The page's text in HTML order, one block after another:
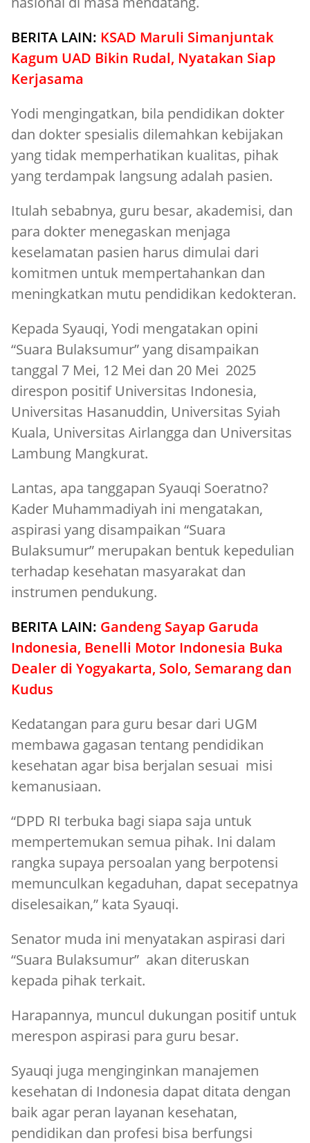
BERITA LAIN: KSAD Maruli Simanjuntak
Kagum UAD Bikin Rudal, Nyatakan Siap
Kerjasama
Yodi mengingatkan, bila pendidikan dokter
dan dokter spesialis dilemahkan kebijakan
yang tidak memperhatikan kualitas, pihak
yang terdampak langsung adalah pasien.
Itulah sebabnya, guru besar, akademisi, dan
para dokter menegaskan menjaga
keselamatan pasien harus dimulai dari
komitmen untuk mempertahankan dan
meningkatkan mutu pendidikan kedokteran.
Kepada Syauqi, Yodi mengatakan opini
“Suara Bulaksumur” yang disampaikan
tanggal 7 Mei, 12 Mei dan 20 Mei 2025
direspon positif Universitas Indonesia,
Universitas Hasanuddin, Universitas Syiah
Kuala, Universitas Airlangga dan Universitas
Lambung Mangkurat.
Lantas, apa tanggapan Syauqi Soeratno?
Kader Muhammadiyah ini mengatakan,
aspirasi yang disampaikan “Suara
Bulaksumur” merupakan bentuk kepedulian
terhadap kesehatan masyarakat dan
instrumen pendukung.
BERITA LAIN: Gandeng Sayap Garuda
Indonesia, Benelli Motor Indonesia Buka
Dealer di Yogyakarta, Solo, Semarang dan
Kudus
Kedatangan para guru besar dari UGM
membawa gagasan tentang pendidikan
kesehatan agar bisa berjalan sesuai misi
kemanusiaan.
“DPD RI terbuka bagi siapa saja untuk
mempertemukan semua pihak. Ini dalam
rangka supaya persoalan yang berpotensi
memunculkan kegaduhan, dapat secepatnya
diselesaikan,” kata Syauqi.
Senator muda ini menyatakan aspirasi dari
“Suara Bulaksumur” akan diteruskan
kepada pihak terkait.
Harapannya, muncul dukungan positif untuk
merespon aspirasi para guru besar.
Syauqi juga menginginkan manajemen
kesehatan di Indonesia dapat ditata dengan
baik agar peran layanan kesehatan,
pendidikan dan profesi bisa berfungsi